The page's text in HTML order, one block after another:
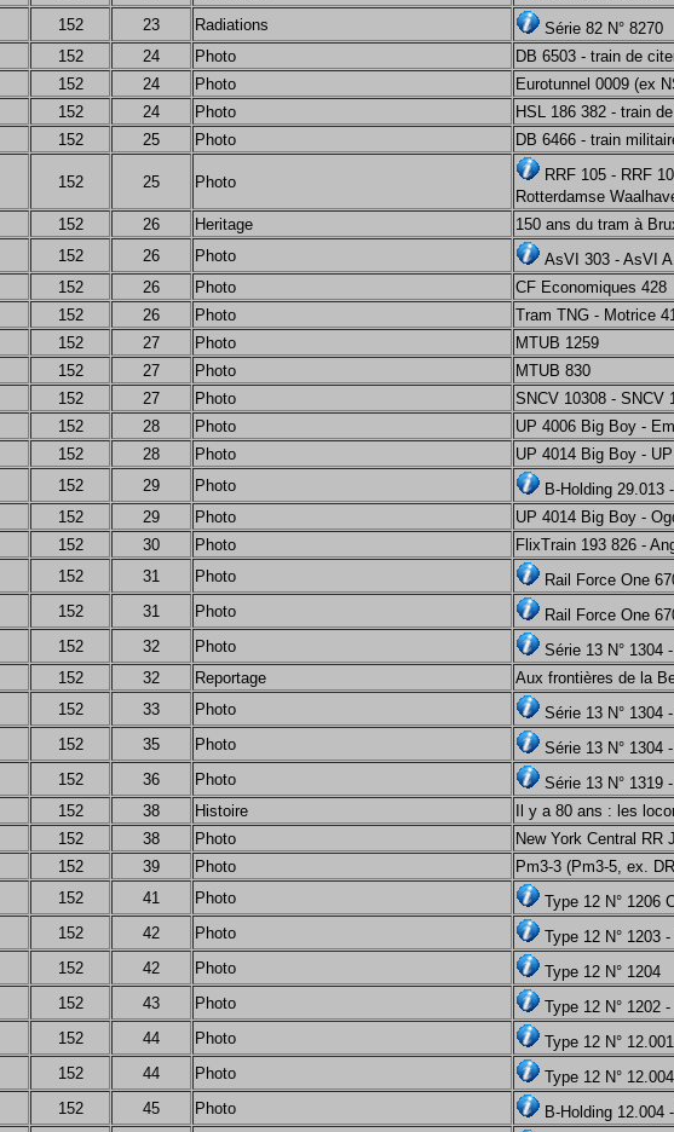
152 23 Radiations
Série 82 N° 8270
152 24 Photo
DB 6503 - train de
152 24 Photo
Eurotunnel 0009 (ex
152 24 Photo
HSL 186 382 - train
152 25 Photo DB 6466 - train
152 25 Photo
RRF 105 - RRF
Rotterdamse
152 26 Heritage
150 ans du tram à
152 26 Photo
AsVI 303 - AsVI
152 26 Photo
CF Economiques 428
152 26 Photo
Tram TNG - Motrice
152 27 Photo
MTUB 1259
152 27 Photo
MTUB 830
152 27 Photo
SNCV 10308 - SNCV
152 28 Photo
UP 4006 Big Boy -
152 28 Photo
UP 4014 Big Boy -
152 29 Photo
B-Holding 29.013
152 29 Photo
UP 4014 Big Boy -
152 30 Photo
FlixTrain 193 826 -
152 31 Photo
Rail Force One
152 31 Photo
Rail Force One
152 32 Photo
Série 13 N° 1304
152 32 Reportage
Aux frontières de la
152 33 Photo
Série 13 N° 1304
152 35 Photo
Série 13 N° 1304
152 36 Photo
Série 13 N° 1319
152 38 Histoire
Il y a 80 ans : les
152 38 Photo
New York Central RR
152 39 Photo
Pm3-3 (Pm3-5, ex.
152 41 Photo
Type 12 N° 1206
152 42 Photo
Type 12 N° 1203
152 42 Photo
Type 12 N° 1204
152 43 Photo
Type 12 N° 1202
152 44 Photo
Type 12 N°
152 44 Photo
Type 12 N°
152 45 Photo
B-Holding 12.004